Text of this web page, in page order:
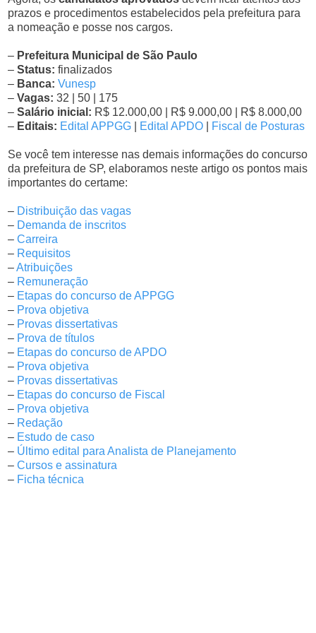
prazos e procedimentos estabelecidos pela prefeitura para
a nomeação e posse nos cargos.
– Prefeitura Municipal de São Paulo
–Status: finalizados
– Banca: Vunesp
–Vagas: 32 | 50 | 175
–Salário inicial: R$ 12.000,00 | R$ 9.000,00 | R$ 8.000,00
– Editais: Edital APPGG Edital APDO Fiscal de Posturas
Se você tem interesse nas demais informações do concurso
da prefeitura de SP, elaboramos neste artigo os pontos mais
importantes do certame:
– Distribuição das vagas
– Demanda de inscritos
–Carreira
– Requisitos
–Atribuições
– Remuneração
– Etapas do concurso de APPGG
– Prova objetiva
– Provas dissertativas
– Prova de títulos
– Etapas do concurso de APDO
– Prova objetiva
– Provas dissertativas
– Etapas do concurso de Fiscal
– Prova objetiva
– Redação
– Estudo de caso
– Último edital para Analista de Planejamento
–Cursos e assinatura
– Ficha técnica